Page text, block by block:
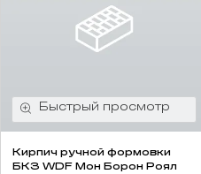
Кирпич ручной формовки
БКЗ WDF Мон Борон Роял